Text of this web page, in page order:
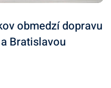
obmedzí dopravu
Bratislavou